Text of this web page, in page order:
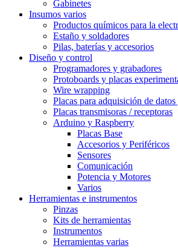
Gabinetes
Insumos varios
Productos químicos para la
Estaño y soldadores
Pilas, baterías y accesorios
Diseño y control
Programadores y grabadores
Protoboards y placas
Wire wrapping
Placas para adquisición de
Placas transmisoras / receptoras
Arduino y Raspberry
Placas Base
Accesorios y Periféricos
Sensores
Comunicación
Potencia y Motores
Varios
Herramientas e instrumentos
Pinzas
Kits de herramientas
Instrumentos
Herramientas varias